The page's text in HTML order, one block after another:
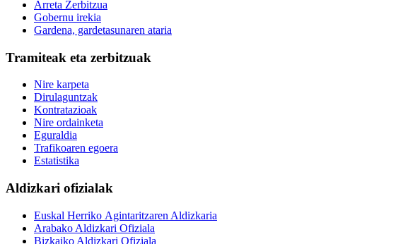
Arreta Zerbitzua
Gobernu irekia
Gardena, gardetasunaren ataria
Tramiteak eta zerbitzuak
Nire karpeta
Dirulaguntzak
Kontratazioak
Nire ordainketa
Eguraldia
Trafikoaren egoera
Estatistika
Aldizkari ofizialak
Euskal Herriko Agintaritzaren Aldizkaria
Arabako Aldizkari Ofiziala
Bizkaiko Aldizkari Ofiziala